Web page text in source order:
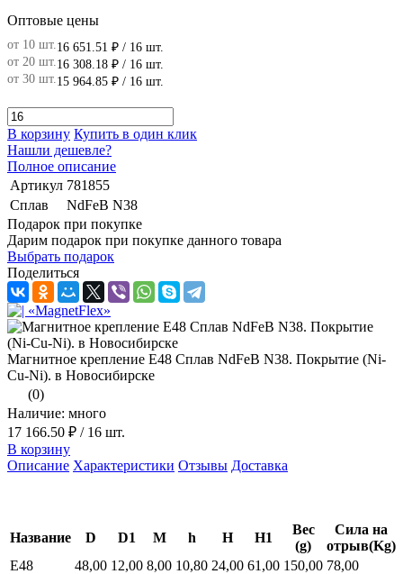
Оптовые цены
от 10 шт. 16 651.51 ₽ / 16 шт.
от 20 шт. 16 308.18 ₽ / 16 шт.
от 30 шт. 15 964.85 ₽ / 16 шт.
В корзину Купить в один клик
Нашли дешевле?
Полное описание
Артикул 781855
Сплав
NdFeB N38
Подарок при покупке
Дарим подарок при покупке данного товара
Выбрать подарок
Поделиться
Магнитное крепление E48 Сплав NdFeB N38. Покрытие (Ni-
Cu-Ni). в Новосибирске
(0)
Наличие: много
17 166.50 ₽ / 16 шт.
В корзину
Описание Характеристики Отзывы Доставка
Название D D1 M h H H1
Вес
(g)
Сила на
отрыв(Kg)
E48
48,00 12,00 8,00 10,80 24,00 61,00 150,00 78,00